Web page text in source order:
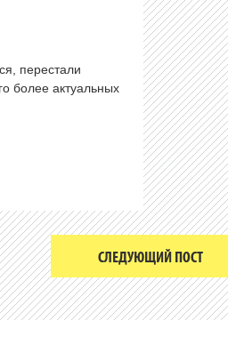
перестали
более актуальных
СЛЕДУЮЩИЙ ПОСТ